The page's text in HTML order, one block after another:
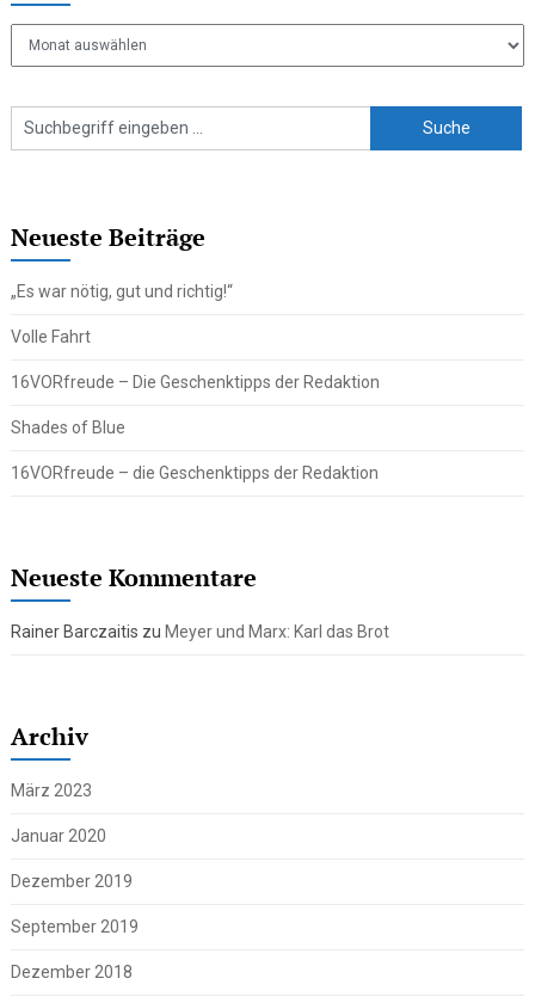
Neueste Beiträge
„Es war nötig, gut und richtig!“
Volle Fahrt
16VORfreude – Die Geschenktipps der Redaktion
Shades of Blue
16VORfreude – die Geschenktipps der Redaktion
Neueste Kommentare
Rainer Barczaitis zu Meyer und Marx: Karl das Brot
Archiv
März 2023
Januar 2020
Dezember 2019
September 2019
Dezember 2018